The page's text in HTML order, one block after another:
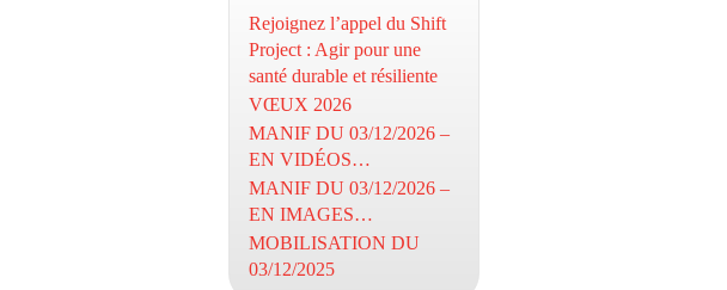
Rejoignez l’appel du Shift
Project : Agir pour une
santé durable et résiliente
VŒUX 2026
MANIF DU 03/12/2026 –
EN VIDÉOS…
MANIF DU 03/12/2026 –
EN IMAGES…
MOBILISATION DU
03/12/2025